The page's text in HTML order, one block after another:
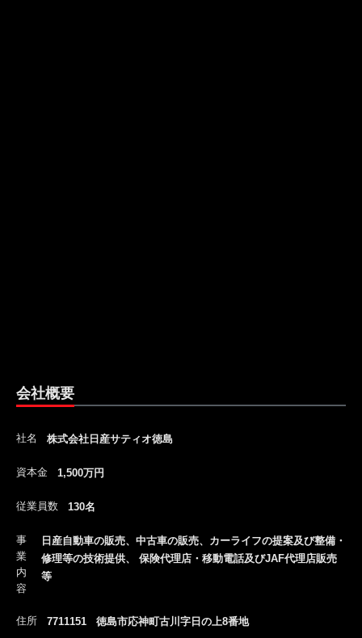
会社概要
社名 株式会社日産サティオ徳島
資本金 1,500万円
従業員数 130名
事
業
内
容
日産自動車の販売、中古車の販売、カーライフの提案及び整備・
修理等の技術提供、 保険代理店・移動電話及びJAF代理店販売
等
住所 7711151 徳島市応神町古川字日の上8番地